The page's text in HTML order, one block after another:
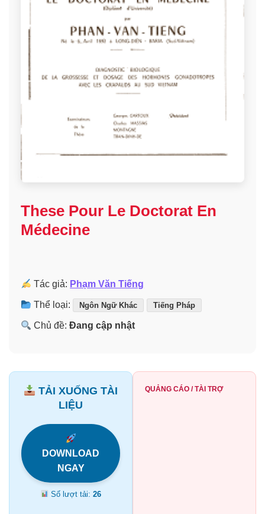
These Pour Le Doctorat En
Médecine
Tác giả: Phạm Văn Tiếng
Thể loại: Ngôn Ngữ Khác Tiếng Pháp
Chủ đề:Đang cập nhật
TẢI XUỐNG TÀI
LIỆU
DOWNLOAD
NGAY
Số lượt tải:26
QUẢNG CÁO / TÀI TRỢ